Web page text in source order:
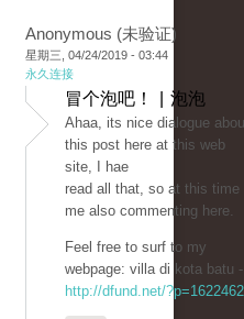
Anonymous (未验证)
星期三, 04/24/2019 - 03:44
永久连接
冒个泡吧！ | 泡泡
Ahaa, itѕ nice ԁialogue
this post here at this web
site, I hae
read all that, so at this time
me also commenting һere.
Feel free to surf to my
webpage: vіllа di kota batu -
http://dfund.net/?p=1622462